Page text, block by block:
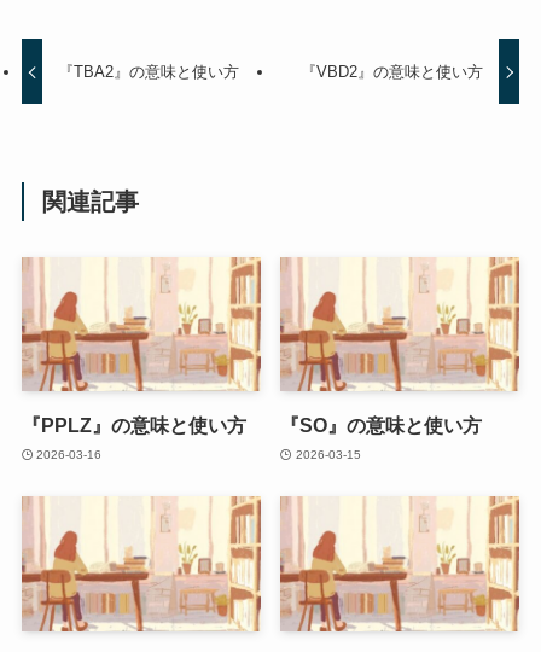
『TBA2』の意味と使い方 『VBD2』の意味と使い方
関連記事
『PPLZ』の意味と使い方
2026-03-16
『SO』の意味と使い方
2026-03-15